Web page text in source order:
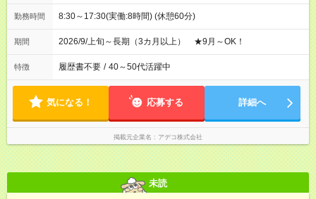
勤務時間 8:30～17:30(実働:8時間) (休憩60分)
期間 2026/9/上旬～長期（3カ月以上） ★9月～OK！
特徴 履歴書不要 / 40～50代活躍中
気になる！ 応募する 詳細へ
掲載元企業名 アデコ株式会社
未読